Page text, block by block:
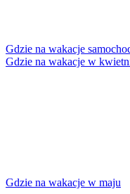
Gdzie na wakacje
Gdzie na wakacje w
Gdzie na wakacje w maju